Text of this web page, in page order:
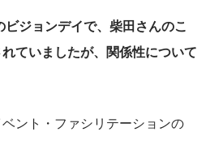
ジョンデイで、柴田さんのこ
ていましたが、関係性について
ント・ファシリテーションの